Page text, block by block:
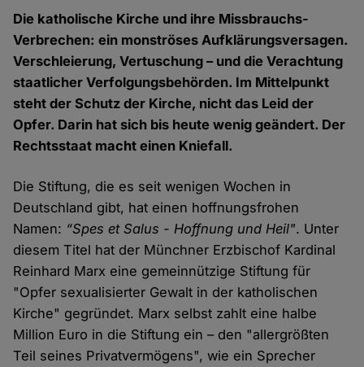
Die katholische Kirche und ihre Missbrauchs-
Verbrechen: ein monströses Aufklärungsversagen.
Verschleierung, Vertuschung – und die Verachtung
staatlicher Verfolgungsbehörden. Im Mittelpunkt
steht der Schutz der Kirche, nicht das Leid der
Opfer. Darin hat sich bis heute wenig geändert. Der
Rechtsstaat macht einen Kniefall.
Die Stiftung, die es seit wenigen Wochen in
Deutschland gibt, hat einen hoffnungsfrohen
Namen: “Spes et Salus - Hoffnung und Heil". Unter
diesem Titel hat der Münchner Erzbischof Kardinal
Reinhard Marx eine gemeinnützige Stiftung für
"Opfer sexualisierter Gewalt in der katholischen
Kirche" gegründet. Marx selbst zahlt eine halbe
Million Euro in die Stiftung ein – den "allergrößten
Teil seines Privatvermögens", wie ein Sprecher